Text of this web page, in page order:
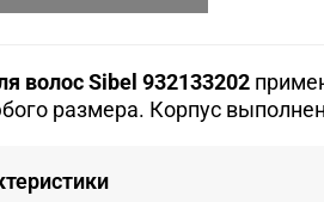
волос Sibel 932133202
размера. Корпус